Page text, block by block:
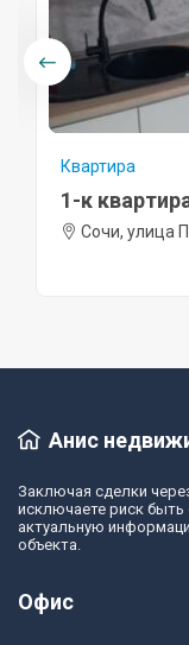
Квартира
1-к
Сочи, улица
Анис
Заключая сделки
исключаете риск
актуальную
объекта.
Офис